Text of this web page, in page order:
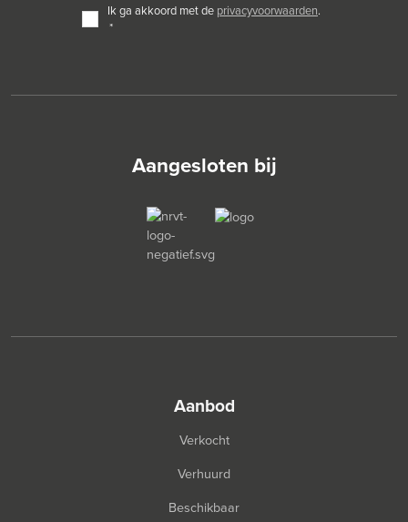
TOESTEMMING
*
ik ga akkoord met de privacyvoorwaarden.
*
Aangesloten bij
aanbod
Verkocht
Verhuurd
Beschikbaar